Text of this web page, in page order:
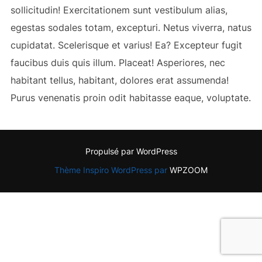
sollicitudin! Exercitationem sunt vestibulum alias,
egestas sodales totam, excepturi. Netus viverra, natus
cupidatat. Scelerisque et varius! Ea? Excepteur fugit
faucibus duis quis illum. Placeat! Asperiores, nec
habitant tellus, habitant, dolores erat assumenda!
Purus venenatis proin odit habitasse eaque, voluptate.
Propulsé par WordPress
Thème Inspiro WordPress par WPZOOM